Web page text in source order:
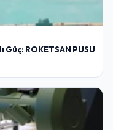
ROKETSAN PUSU